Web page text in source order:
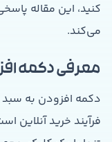
کنید، این مقاله
می‌کند.
معرفی دکمه
دکمه افزودن به
فرآیند خرید آنلاین